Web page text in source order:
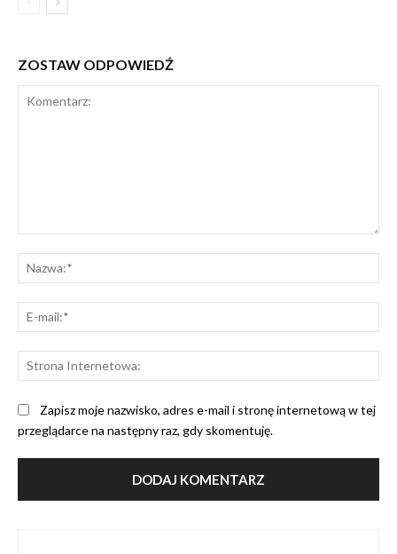
ZOSTAW ODPOWIEDŹ
Zapisz moje nazwisko, adres e-mail i stronę internetową w tej
przeglądarce na następny raz, gdy skomentuję.